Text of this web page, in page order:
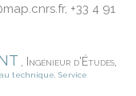
map.cnrs.fr, +33 4 91
, Ingénieur d’Études,
technique Service